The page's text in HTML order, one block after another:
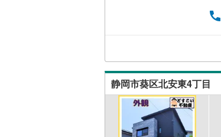
静岡市葵区北安東4丁目